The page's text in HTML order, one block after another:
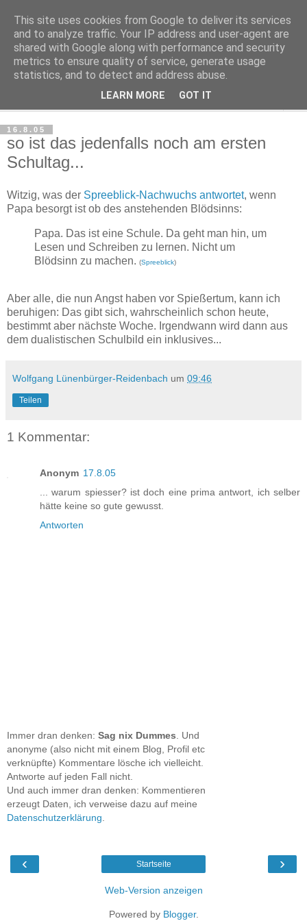
Haltungsturnen
Niveau sieht nur von unten aus wie Arroganz.
16.8.05
so ist das jedenfalls noch am ersten
Schultag...
Witzig, was der Spreeblick-Nachwuchs antwortet, wenn
Papa besorgt ist ob des anstehenden Blödsinns:
Papa. Das ist eine Schule. Da geht man hin, um
Lesen und Schreiben zu lernen. Nicht um
Blödsinn zu machen. (Spreeblick)
Aber alle, die nun Angst haben vor Spießertum, kann ich
beruhigen: Das gibt sich, wahrscheinlich schon heute,
bestimmt aber nächste Woche. Irgendwann wird dann aus
dem dualistischen Schulbild ein inklusives...
Wolfgang Lünenbürger-Reidenbach um 09:46
Teilen
1 Kommentar:
Anonym 17.8.05
... warum spiesser? ist doch eine prima antwort, ich selber
hätte keine so gute gewusst.
Antworten
Immer dran denken: Sag nix Dummes. Und
anonyme (also nicht mit einem Blog, Profil etc
verknüpfte) Kommentare lösche ich vielleicht.
Antworte auf jeden Fall nicht.
Und auch immer dran denken: Kommentieren
erzeugt Daten, ich verweise dazu auf meine
Datenschutzerklärung.
‹ ›
Startseite
Web-Version anzeigen
Powered by Blogger.
This site uses cookies from Google to deliver its services
and to analyze traffic. Your IP address and user-agent are
shared with Google along with performance and security
metrics to ensure quality of service, generate usage
statistics, and to detect and address abuse.
LEARN MORE GOT IT